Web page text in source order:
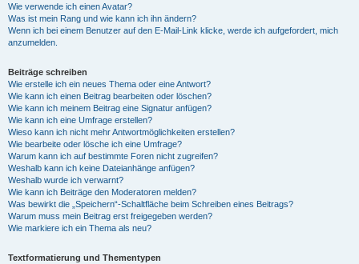
Wie verwende ich einen Avatar?
Was ist mein Rang und wie kann ich ihn ändern?
Wenn ich bei einem Benutzer auf den E-Mail-Link klicke, werde ich aufgefordert, mich
anzumelden.
Beiträge schreiben
Wie erstelle ich ein neues Thema oder eine Antwort?
Wie kann ich einen Beitrag bearbeiten oder löschen?
Wie kann ich meinem Beitrag eine Signatur anfügen?
Wie kann ich eine Umfrage erstellen?
Wieso kann ich nicht mehr Antwortmöglichkeiten erstellen?
Wie bearbeite oder lösche ich eine Umfrage?
Warum kann ich auf bestimmte Foren nicht zugreifen?
Weshalb kann ich keine Dateianhänge anfügen?
Weshalb wurde ich verwarnt?
Wie kann ich Beiträge den Moderatoren melden?
Was bewirkt die „Speichern“-Schaltfläche beim Schreiben eines Beitrags?
Warum muss mein Beitrag erst freigegeben werden?
Wie markiere ich ein Thema als neu?
Textformatierung und Thementypen